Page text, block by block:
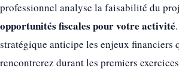
professionnel analyse la faisabilité du
opportunités fiscales pour votre activité
stratégique anticipe les enjeux financiers
rencontrerez durant les premiers